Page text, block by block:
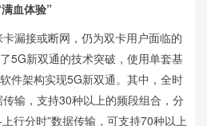
血体验”
漏接或断网，仍为双卡用户面临的
5G新双通的技术突破，使用单套基
件架构实现5G新双通。其中，全时
输，支持30种以上的频段组合，分
行分时”数据传输，可支持70种以上